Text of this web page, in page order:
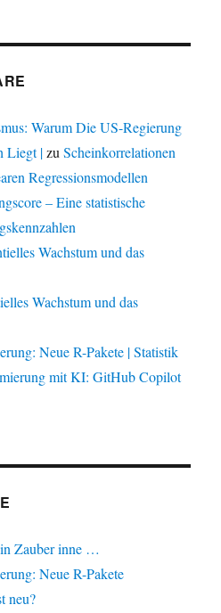
Warum Die US-Regierung
Liegt |zuScheinkorrelationen
Regressionsmodellen
– Eine statistische
Wachstum und das
Wachstum und das
Neue R-Pakete | Statistik
mit KI: GitHub Copilot
Zauber inne …
Neue R-Pakete
neu?